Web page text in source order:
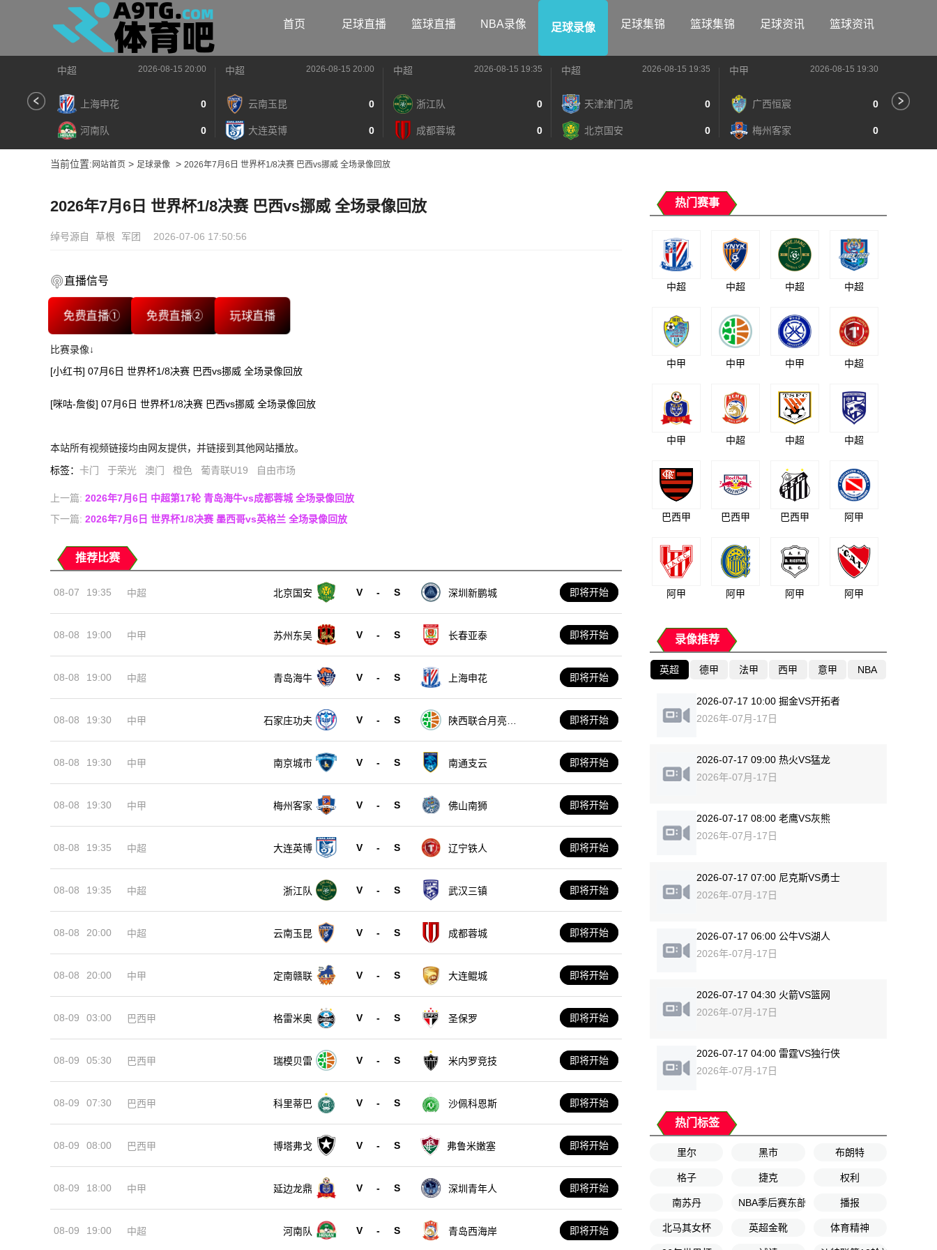
首页 足球直播 篮球直播 NBA录像 足球录像 足球集锦 篮球集锦 足球资讯 篮球资讯
中超 2026-08-15 20:00
上海申花 0
河南队 0
中超 2026-08-15 20:00
云南玉昆 0
大连英博 0
中超 2026-08-15 19:35
浙江队 0
成都蓉城 0
中超 2026-08-15 19:35
天津津门虎 0
北京国安 0
中甲 2026-08-15 19:30
广西恒宸 0
梅州客家 0
当前位置: 网站首页 > 足球录像 > 2026年7月6日 世界杯1/8决赛 巴西vs挪威 全场录像回放
2026年7月6日 世界杯1/8决赛 巴西vs挪威 全场录像回放
绰号源自 草根 军团 2026-07-06 17:50:56
直播信号
免费直播① 免费直播② 玩球直播
比赛录像↓
[小红书] 07月6日 世界杯1/8决赛 巴西vs挪威 全场录像回放
[咪咕-詹俊] 07月6日 世界杯1/8决赛 巴西vs挪威 全场录像回放
本站所有视频链接均由网友提供，并链接到其他网站播放。
标签： 卡门 于荣光 澳门 橙色 葡青联U19 自由市场
上一篇: 2026年7月6日 中超第17轮 青岛海牛vs成都蓉城 全场录像回放
下一篇: 2026年7月6日 世界杯1/8决赛 墨西哥vs英格兰 全场录像回放
推荐比赛
08-07 19:35 中超 北京国安 V - S 深圳新鹏城 即将开始
08-08 19:00 中甲 苏州东吴 V - S 长春亚泰 即将开始
08-08 19:00 中超 青岛海牛 V - S 上海申花 即将开始
08-08 19:30 中甲 石家庄功夫 V - S
陕西联合月亮泊
即将开始
08-08 19:30 中甲 南京城市 V - S 南通支云 即将开始
08-08 19:30 中甲 梅州客家 V - S 佛山南狮 即将开始
08-08 19:35 中超 大连英博 V - S 辽宁铁人 即将开始
08-08 19:35 中超 浙江队 V - S 武汉三镇 即将开始
08-08 20:00 中超 云南玉昆 V - S 成都蓉城 即将开始
08-08 20:00 中甲 定南赣联 V - S 大连鲲城 即将开始
08-09 03:00 巴西甲 格雷米奥 V - S 圣保罗 即将开始
08-09 05:30 巴西甲 瑞模贝雷 V - S 米内罗竞技 即将开始
08-09 07:30 巴西甲 科里蒂巴 V - S 沙佩科恩斯 即将开始
08-09 08:00 巴西甲 博塔弗戈 V - S 弗鲁米嫩塞 即将开始
08-09 18:00 中甲 延边龙鼎 V - S 深圳青年人 即将开始
08-09 19:00 中超 河南队 V - S 青岛西海岸 即将开始
热门赛事
中超 中超 中超 中超
中甲 中甲 中甲 中超
中甲 中超 中超 中超
巴西甲 巴西甲 巴西甲 阿甲
阿甲 阿甲 阿甲 阿甲
录像推荐
英超 德甲 法甲 西甲 意甲 NBA
2026-07-17 10:00 掘金VS开拓者
2026年-07月-17日
2026-07-17 09:00 热火VS猛龙
2026年-07月-17日
2026-07-17 08:00 老鹰VS灰熊
2026年-07月-17日
2026-07-17 07:00 尼克斯VS勇士
2026年-07月-17日
2026-07-17 06:00 公牛VS湖人
2026年-07月-17日
2026-07-17 04:30 火箭VS篮网
2026年-07月-17日
2026-07-17 04:00 雷霆VS独行侠
2026年-07月-17日
热门标签
里尔 黑市 布朗特
格子 捷克 权利
南苏丹 NBA季后赛东部决赛G3 播报
北马其女杯 英超金靴 体育精神